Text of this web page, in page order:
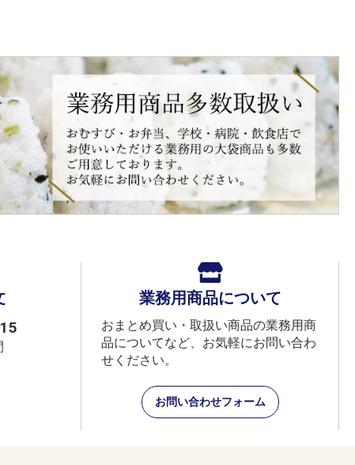
業務用商品について
おまとめ買い・取扱い商品の業務用商
品についてなど、お気軽にお問い合わ
せください。
お問い合わせフォーム